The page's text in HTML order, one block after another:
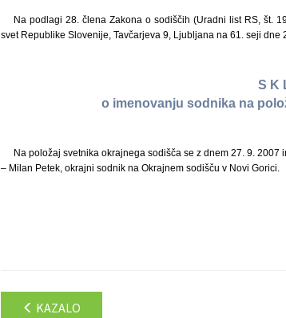
Na podlagi 28. člena Zakona o sodiščih (Uradni list RS, št.
svet Republike Slovenije, Tavčarjeva 9, Ljubljana na 61. seji dne
S K
o imenovanju sodnika na
Na položaj svetnika okrajnega sodišča se z dnem 27. 9. 2007
– Milan Petek, okrajni sodnik na Okrajnem sodišču v Novi Gorici.
KAZALO